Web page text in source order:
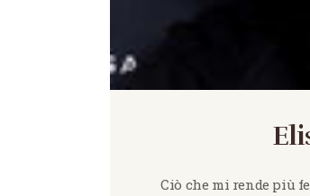
Ciò che mi rende più